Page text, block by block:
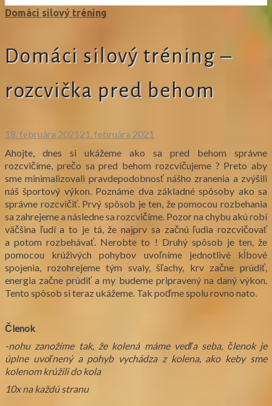
Domáci silový tréning
Domáci silový tréning –
rozcvička pred behom
18. februára 2021 21. februára 2021
Ahojte, dnes si ukážeme ako sa pred behom správne
rozcvičíme, prečo sa pred behom rozcvičujeme ? Preto aby
sme minimalizovali pravdepodobnosť nášho zranenia a zvýšili
náš športový výkon. Poznáme dva základné spôsoby ako sa
správne rozcvičiť. Prvý spôsob je ten, že pomocou rozbehania
sa zahrejeme a následne sa rozcvičíme. Pozor na chybu akú robí
väčšina ľudí a to je tá, že najprv sa začnú ľudia rozcvičovať
a potom rozbehávať. Nerobte to ! Druhý spôsob je ten, že
pomocou krúživých pohybov uvoľníme jednotlivé kĺbové
spojenia, rozohrejeme tým svaly, šľachy, krv začne prúdiť,
energia začne prúdiť a my budeme pripravený na daný výkon.
Tento spôsob si teraz ukážeme. Tak poďme spolu rovno nato.
Členok
-nohu zanožíme tak, že kolená máme vedľa seba, členok je
úplne uvoľnený a pohyb vychádza z kolena, ako keby sme
kolenom krúžili do kola
10x na každú stranu